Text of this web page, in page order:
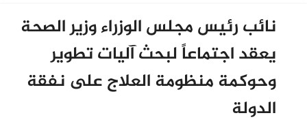
نائب رئيس مجلس الوزراء وزير الصحة
يعقد اجتماعاً لبحث آليات تطوير
وحوكمة منظومة العلاج على نفقة
الدولة